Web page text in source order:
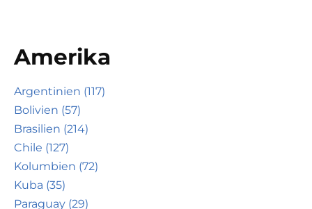
Amerika
Argentinien (117)
Bolivien (57)
Brasilien (214)
Chile (127)
Kolumbien (72)
Kuba (35)
Paraguay (29)